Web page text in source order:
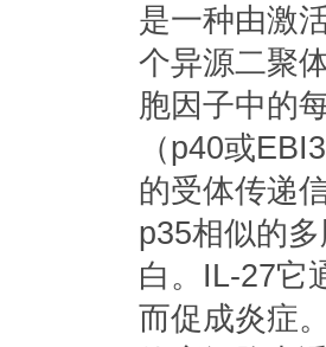
是一种由激
个异源二聚
胞因子中的
（p40或
的受体传递
p35相似的
白。IL-27它
而促成炎症